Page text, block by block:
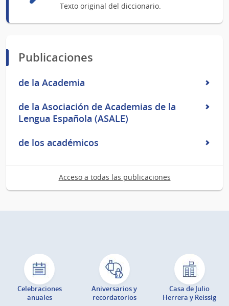
Texto original del diccionario.
Publicaciones
de la Academia
de la Asociación de Academias de la
Lengua Española (ASALE)
de los académicos
Acceso a todas las publicaciones
Celebraciones
anuales
Aniversarios y
recordatorios
Casa de Julio
Herrera y Reissig